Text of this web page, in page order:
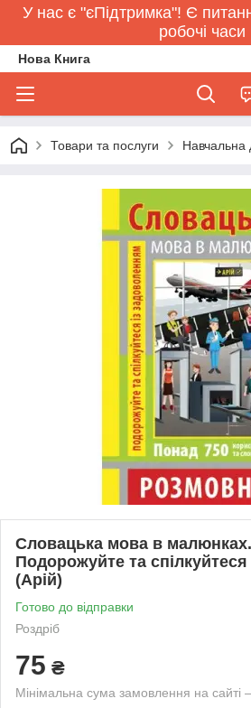
У нас є "єПідтримка"! Є
робочі часи
Нова Книга
Товари та послуги Навчальна
Словацька мова в
Подорожуйте та
(Арій)
Готово до відправки
Роздріб
75 ₴
Мінімальна сума замовлення на сайті